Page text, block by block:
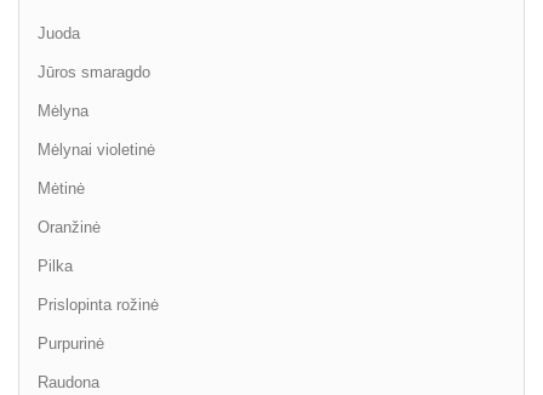
Juoda
Jūros smaragdo
Mėlyna
Mėlynai violetinė
Mėtinė
Oranžinė
Pilka
Prislopinta rožinė
Purpurinė
Raudona